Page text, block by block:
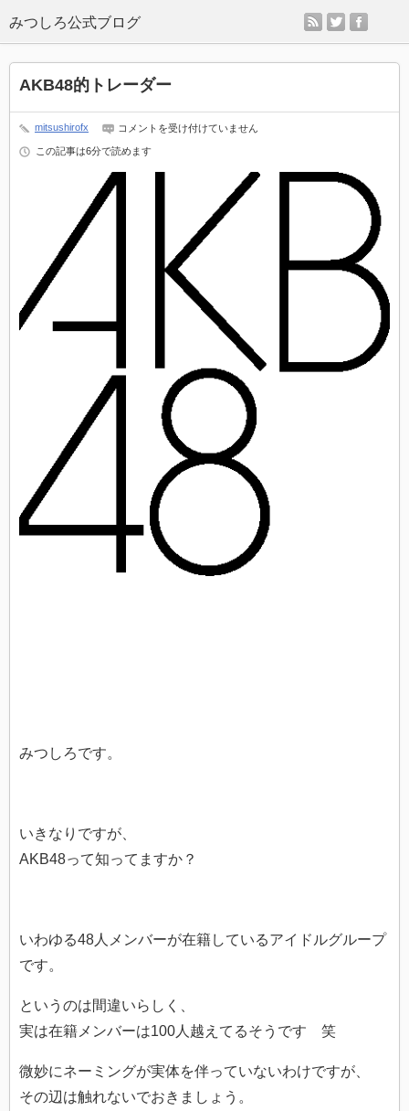
rss twitter
AKB48的トレーダー
mitsushirofx
AKB48
ト
コメントを受け付けていません
この記事は6分で読めます
みつしろです。
いきなりですが、
AKB48って知ってますか？
いわゆる48人メンバーが在籍しているアイドルグループ
です。
というのは間違いらしく、
実は在籍メンバーは100人越えてるそうです 笑
微妙にネーミングが実体を伴っていないわけですが、
その辺は触れないでおきましょう。